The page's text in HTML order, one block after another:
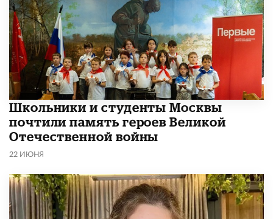
Школьники и студенты Москвы
почтили память героев Великой
Отечественной войны
22 ИЮНЯ